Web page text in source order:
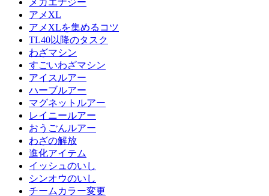
メガエナジー
アメXL
アメXLを集めるコツ
TL40以降のタスク
わざマシン
すごいわざマシン
アイスルアー
ハーブルアー
マグネットルアー
レイニールアー
おうごんルアー
わざの解放
進化アイテム
イッシュのいし
シンオウのいし
チームカラー変更